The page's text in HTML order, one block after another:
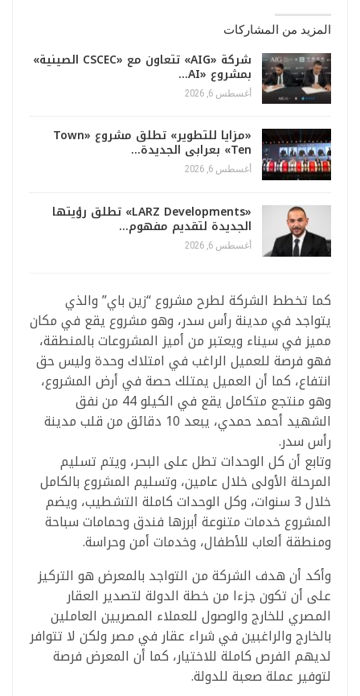
المزيد من المشاركات
شركة «AIG» تتعاون مع «CSCEC الصينية»
بمشروع «AI…
أغسطس 6, 2026
«مزايا للتطوير» تطلق مشروع «Town
Ten» بعرابى الجديدة…
أغسطس 6, 2026
«LARZ Developments» تطلق رؤيتها
الجديدة لتقديم مفهوم…
أغسطس 6, 2026
كما تخطط الشركة لطرح مشروع “زين باي” والذي
يتواجد في مدينة رأس سدر، وهو مشروع يقع في مكان
مميز في سيناء ويعتبر من أميز المشروعات بالمنطقة،
فهو فرصة للعميل الراغب في امتلاك وحدة وليس حق
انتفاع، كما أن العميل يمتلك حصة في أرض المشروع،
وهو منتجع متكامل يقع في الكيلو 44 من نفق
الشهيد أحمد حمدي، يبعد 10 دقائق من قلب مدينة
رأس سدر.
وتابع أن كل الوحدات تطل على البحر، ويتم تسليم
المرحلة الأولى خلال عامين، وتسليم المشروع بالكامل
خلال 3 سنوات، وكل الوحدات كاملة التشطيب، ويضم
المشروع خدمات متنوعة أبرزها فندق وحمامات سباحة
ومنطقة ألعاب للأطفال، وخدمات أمن وحراسة.
وأكد أن هدف الشركة من التواجد بالمعرض هو التركيز
على أن تكون جزءا من خطة الدولة لتصدير العقار
المصري للخارج والوصول للعملاء المصريين العاملين
بالخارج والراغبين في شراء عقار في مصر ولكن لا تتوافر
لديهم الفرص كاملة للاختيار، كما أن المعرض فرصة
لتوفير عملة صعبة للدولة.